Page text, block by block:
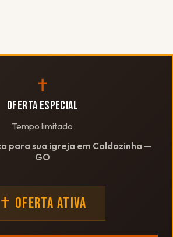
✝
OFERTA ESPECIAL
Tempo limitado
para sua igreja em Caldazinha —
GO
✝ OFERTA ATIVA